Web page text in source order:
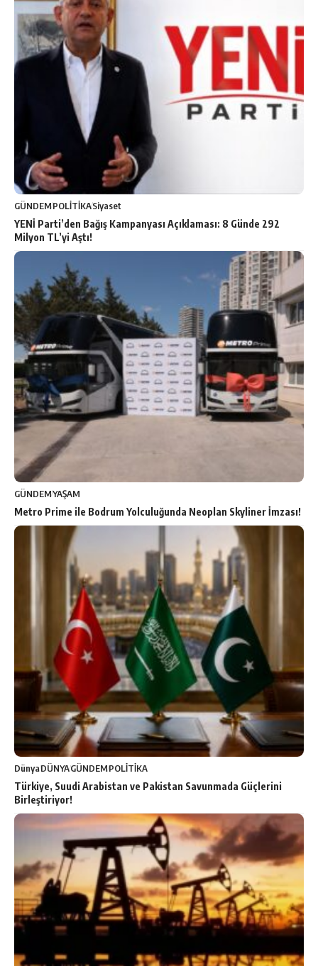
GÜNDEMPOLİTİKASiyaset
YENİ Parti’den Bağış Kampanyası Açıklaması: 8 Günde 292
Milyon TL’yi Aştı!
GÜNDEMYAŞAM
Metro Prime ile Bodrum Yolculuğunda Neoplan Skyliner İmzası!
DünyaDÜNYAGÜNDEMPOLİTİKA
Türkiye, Suudi Arabistan ve Pakistan Savunmada Güçlerini
Birleştiriyor!